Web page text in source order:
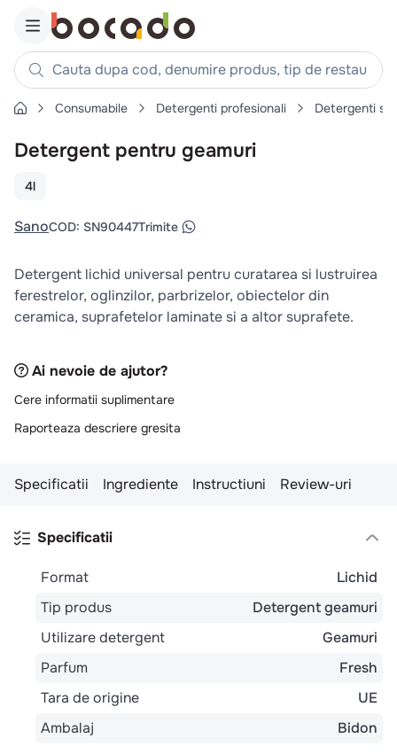
Cauta dupa cod, denumire produs, tip de restaurant,
Căutări populare
1. cartofi
4. chifle
6. coaste
7. aripi
9. croissant
10.pizza
Consumabile Detergenti profesionali Detergenti
Detergent pentru geamuri
4l
SanoCOD: SN90447Trimite
Detergent lichid universal pentru curatarea si lustruirea
ferestrelor, oglinzilor, parbrizelor, obiectelor din
ceramica, suprafetelor laminate si a altor suprafete.
Ai nevoie de ajutor?
Cere informatii suplimentare
Raporteaza descriere gresita
Specificatii Ingrediente Instructiuni Review-uri
Specificatii
Format
Lichid
Tip produs
Detergent geamuri
Utilizare detergent
Geamuri
Parfum
Fresh
Tara de origine
UE
Ambalaj
Bidon